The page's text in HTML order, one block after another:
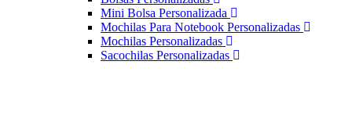
Mini Bolsa Personalizada
Mochilas Para Notebook Personalizadas
Mochilas Personalizadas
Sacochilas Personalizadas